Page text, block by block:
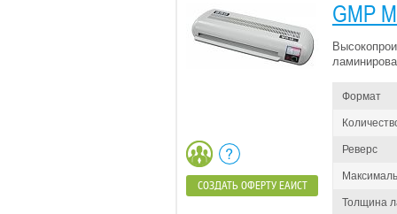
GMP
Формат
Реверс
Толщина
СОЗДАТЬ ОФЕРТУ ЕАИСТ